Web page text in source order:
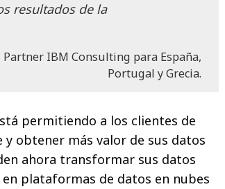
resultados de la
IBM Consulting para España,
Portugal y Grecia.
permitiendo a los clientes de
obtener más valor de sus datos
ahora transformar sus datos
plataformas de datos en nubes